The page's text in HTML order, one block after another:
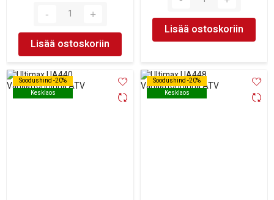
Lisää ostoskoriin
Lisää ostoskoriin
Soodushind -20%
Kesklaos
Soodushind -20%
Kesklaos
Soodushind -20%
Kesklaos
Soodushind -20%
Kesklaos